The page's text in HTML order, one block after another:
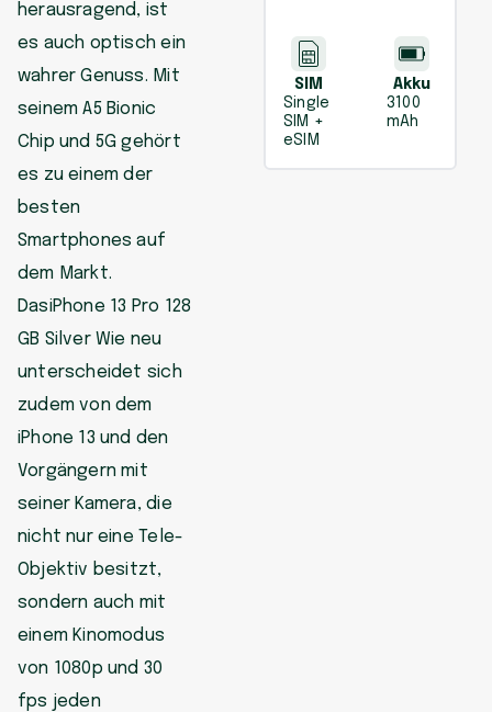
herausragend, ist
es auch optisch ein
wahrer Genuss. Mit
seinem A5 Bionic
Chip und 5G gehört
es zu einem der
besten
Smartphones auf
dem Markt.
DasiPhone 13 Pro 128
GB Silver Wie neu
unterscheidet sich
zudem von dem
iPhone 13 und den
Vorgängern mit
seiner Kamera, die
nicht nur eine Tele-
Objektiv besitzt,
sondern auch mit
einem Kinomodus
von 1080p und 30
fps jeden
SIM
Single
SIM +
eSIM
Akku
3100
mAh